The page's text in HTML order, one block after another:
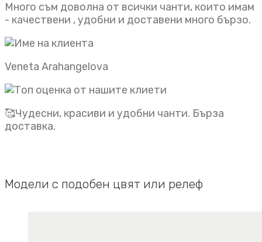
Много съм доволна от всички чанти, които имам
- качествени , удобни и доставени много бързо.
Veneta Arahangelova
🥰Чудесни, красиви и удобни чанти. Бърза
доставка.
Модели с подобен цвят или релеф